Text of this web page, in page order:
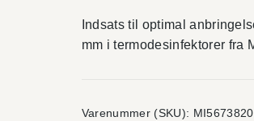
Indsats til optimal
mm i termodesinfektorer fra
Varenummer (SKU): MI5673820